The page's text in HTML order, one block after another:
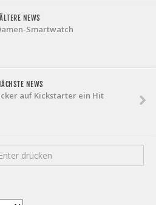
ÄLTERE NEWS
Smartwatch
NEWS
auf Kickstarter ein Hit